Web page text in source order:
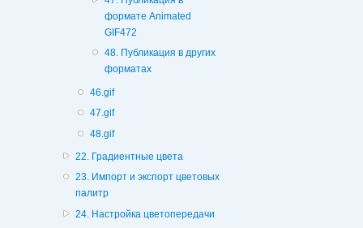
формате Animated
GIF472
48. Публикация в других
форматах
46.gif
47.gif
48.gif
22. Градиентные цвета
23. Импорт и экспорт цветовых
палитр
24. Настройка цветопередачи